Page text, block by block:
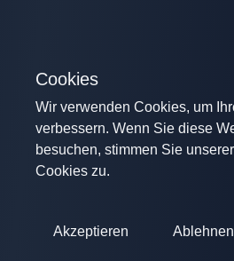
Cookies
Wir verwenden Cookies, um
verbessern. Wenn Sie diese
besuchen, stimmen Sie
Cookies zu.
Akzeptieren Ablehnen